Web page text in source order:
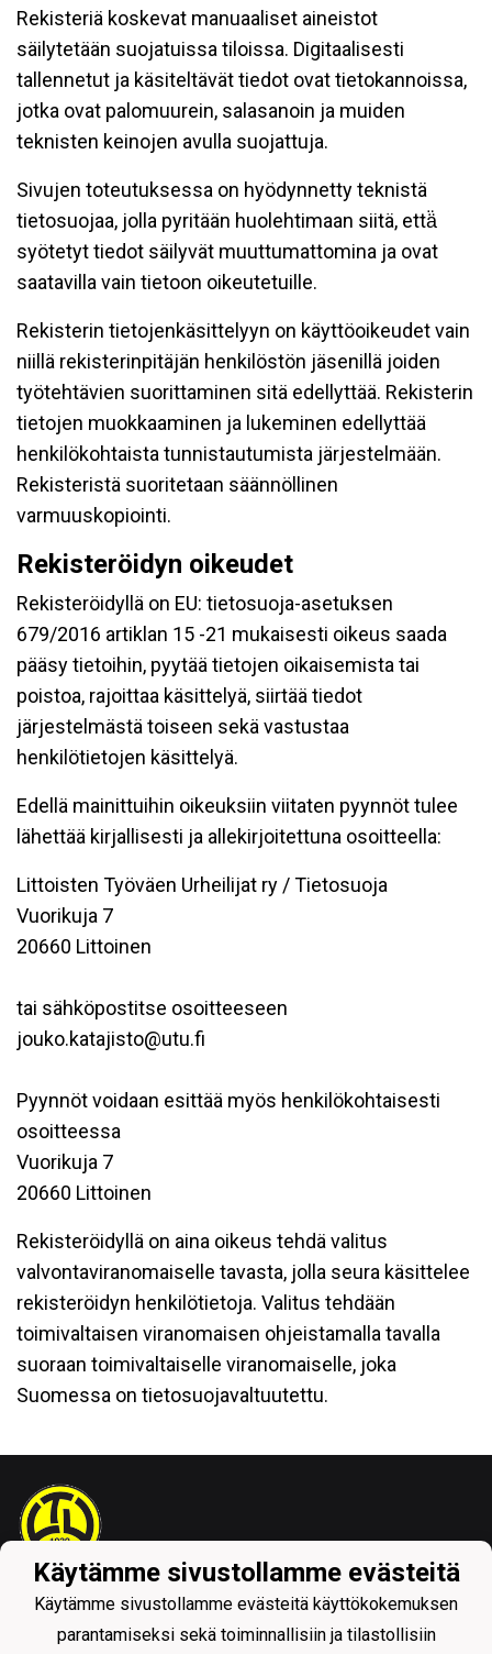
Rekisteriä koskevat manuaaliset aineistot
säilytetään suojatuissa tiloissa. Digitaalisesti
tallennetut ja käsiteltävät tiedot ovat tietokannoissa,
jotka ovat palomuurein, salasanoin ja muiden
teknisten keinojen avulla suojattuja.
Sivujen toteutuksessa on hyödynnetty teknistä
tietosuojaa, jolla pyritään huolehtimaan siitä, että̈
syötetyt tiedot säilyvät muuttumattomina ja ovat
saatavilla vain tietoon oikeutetuille.
Rekisterin tietojenkäsittelyyn on käyttöoikeudet vain
niillä rekisterinpitäjän henkilöstön jäsenillä joiden
työtehtävien suorittaminen sitä edellyttää. Rekisterin
tietojen muokkaaminen ja lukeminen edellyttää
henkilökohtaista tunnistautumista järjestelmään.
Rekisteristä suoritetaan säännöllinen
varmuuskopiointi.
Rekisteröidyn oikeudet
Rekisteröidyllä on EU: tietosuoja-asetuksen
679/2016 artiklan 15 -21 mukaisesti oikeus saada
pääsy tietoihin, pyytää tietojen oikaisemista tai
poistoa, rajoittaa käsittelyä, siirtää tiedot
järjestelmästä toiseen sekä vastustaa
henkilötietojen käsittelyä.
Edellä mainittuihin oikeuksiin viitaten pyynnöt tulee
lähettää kirjallisesti ja allekirjoitettuna osoitteella:
Littoisten Työväen Urheilijat ry / Tietosuoja
Vuorikuja 7
20660 Littoinen
tai sähköpostitse osoitteeseen
jouko.katajisto@utu.fi
Pyynnöt voidaan esittää myös henkilökohtaisesti
osoitteessa
Vuorikuja 7
20660 Littoinen
Rekisteröidyllä on aina oikeus tehdä valitus
valvontaviranomaiselle tavasta, jolla seura käsittelee
rekisteröidyn henkilötietoja. Valitus tehdään
toimivaltaisen viranomaisen ohjeistamalla tavalla
suoraan toimivaltaiselle viranomaiselle, joka
Suomessa on tietosuojavaltuutettu.
Tietosuojaseloste
Käytämme sivustollamme evästeitä
Käytämme sivustollamme evästeitä käyttökokemuksen
parantamiseksi sekä toiminnallisiin ja tilastollisiin